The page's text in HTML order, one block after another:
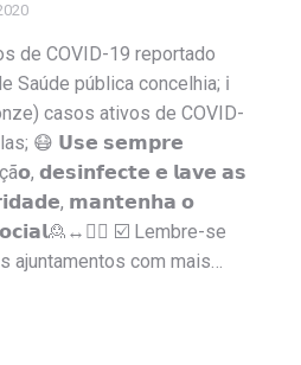
de COVID-19 reportado
Saúde pública concelhia; ℹ️
casos ativos de COVID-
😷 𝗨𝘀𝗲 𝘀𝗲𝗺𝗽𝗿𝗲
𝗱𝗲𝘀𝗶𝗻𝗳𝗲𝗰𝘁𝗲 𝗲 𝗹𝗮𝘃𝗲 𝗮𝘀
𝗺𝗮𝗻𝘁𝗲𝗻𝗵𝗮 𝗼
☑️ Lembre-se
ajuntamentos com mais…